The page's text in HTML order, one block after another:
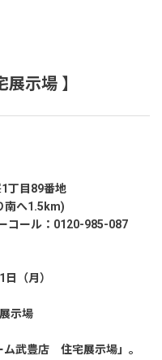
示場 】
丁目89番地
南へ1.5km)
ル：0120-985-087
（月）
示場
武豊店 住宅展示場」。